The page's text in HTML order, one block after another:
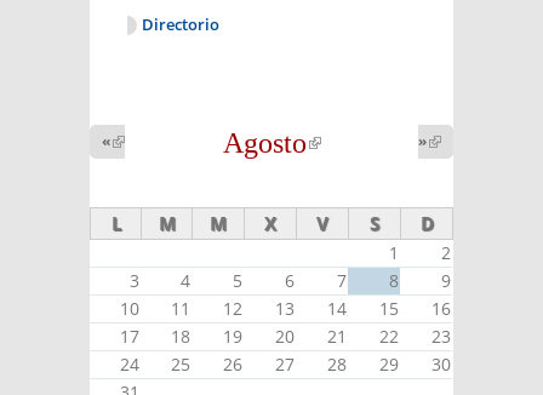
Directorio
Agosto
(link is
«
external)
»
external)
L M M X V S D
1
2
3
4 5 6 7 8
9
10
11 12 13 14 15
16
17
18 19 20 21 22
23
24
25 26 27 28 29
30